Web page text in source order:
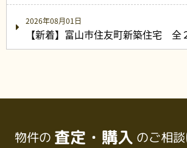
2026年08月01日
【新着】富山市住友町新築住宅 全
物件の 査定・購入 のご相